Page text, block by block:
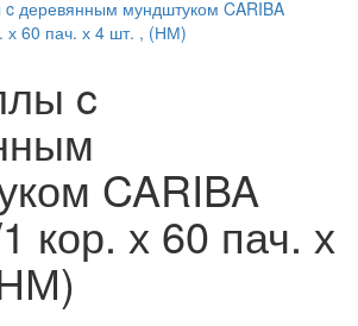
c
CARIBA
кор. х 60 пач. х